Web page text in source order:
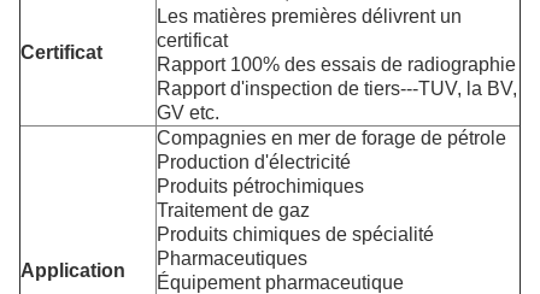
Certificat
Les matières premières délivrent un
certificat
Rapport 100% des essais de radiographie
Rapport d'inspection de tiers---TUV, la BV,
GV etc.
Application
Compagnies en mer de forage de pétrole
Production d'électricité
Produits pétrochimiques
Traitement de gaz
Produits chimiques de spécialité
Pharmaceutiques
Équipement pharmaceutique